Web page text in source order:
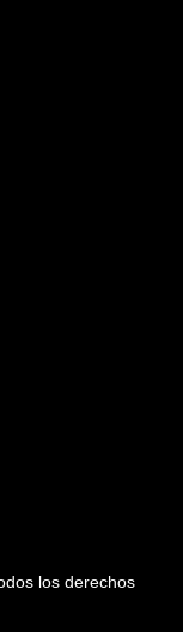
los derechos